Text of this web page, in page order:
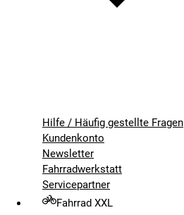
Hilfe / Häufig gestellte Fragen
Kundenkonto
Newsletter
Fahrradwerkstatt
Servicepartner
Fahrrad XXL